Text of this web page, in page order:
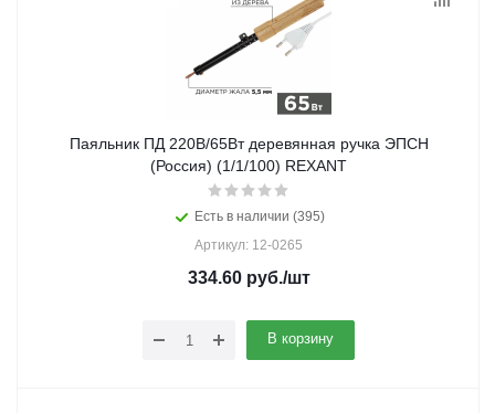
Паяльник ПД 220В/65Вт деревянная ручка ЭПСН
(Россия) (1/1/100) REXANT
Есть в наличии (395)
Артикул: 12-0265
334.60руб./шт
В корзину